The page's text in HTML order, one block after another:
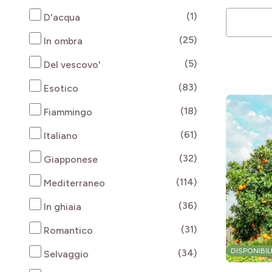
D'acqua (1)products
In ombra (25)products
Del vescovo' (5)products
Esotico (83)products
Fiammingo (18)products
Italiano (61)products
Giapponese (32)products
Mediterraneo (114)products
In ghiaia (36)products
Romantico (31)products
Selvaggio (34)products